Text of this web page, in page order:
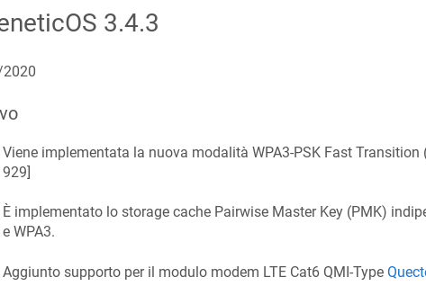
3.4.3
Viene implementata la nuova modalità WPA3-PSK Fast Transition
929]
È implementato lo storage cache Pairwise Master Key (PMK)
e WPA3.
Aggiunto supporto per il modulo modem LTE Cat6 QMI-Type